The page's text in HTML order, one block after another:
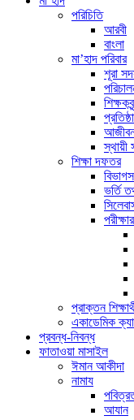
পরিচিতি
আরবী
বাংলা
মা’হাদ পরিবার
শূরা
স্থায়ী
শিক্ষা দফতর
ভর্তি
প্রাক্তন
একাডেমিক
প্রবন্ধ-নিবন্ধ
ফাতাওয়া মাসাইল
ঈমান আকীদা
নামায
আযান